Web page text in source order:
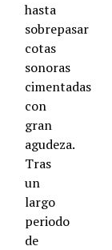
hasta
sobrepasar
cotas
sonoras
cimentadas
con
gran
agudeza.
Tras
un
largo
periodo
de